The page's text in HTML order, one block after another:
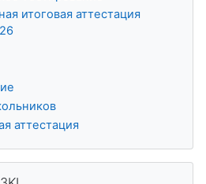
итоговая аттестация
аттестация